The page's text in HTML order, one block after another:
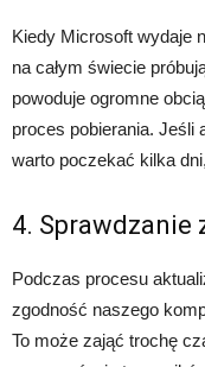
Kiedy Microsoft wydaje
na całym świecie
powoduje ogromne
proces pobierania. Jeśli
warto poczekać kilka
4. Sprawdzanie
Podczas procesu
zgodność naszego
To może zająć trochę